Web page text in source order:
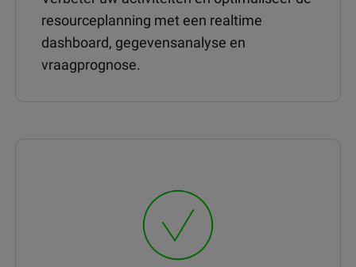
resourceplanning met een realtime
dashboard, gegevensanalyse en
vraagprognose.